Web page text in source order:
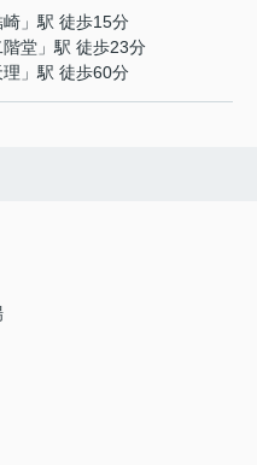
崎 」駅 徒歩15分
階堂 」駅 徒歩23分
理 」駅 徒歩60分